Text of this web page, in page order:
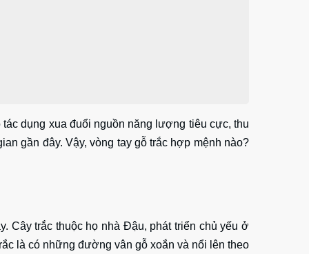
dụng xua đuổi nguồn năng lượng tiêu cực, thu
gần đây. Vậy, vòng tay gỗ trắc hợp mệnh nào?
Cây trắc thuộc họ nhà Đậu, phát triển chủ yếu ở
là có những đường vân gỗ xoắn và nổi lên theo